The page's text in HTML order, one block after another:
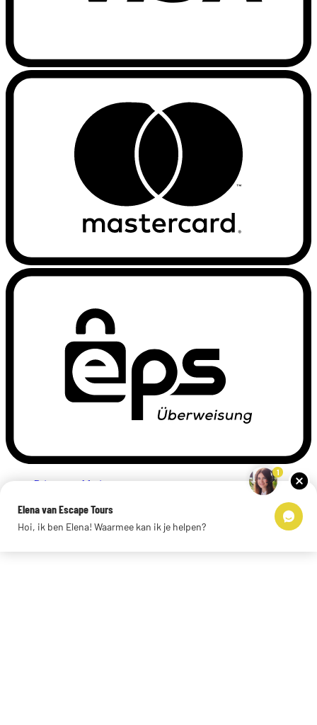
Privacyverklaring
Links
© 2026 Escape Tours
1
Elena van Escape Tours
Hoi, ik ben Elena! Waarmee kan ik je helpen?